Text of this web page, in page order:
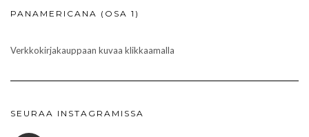
PANAMERICANA (OSA 1)
Verkkokirjakauppaan kuvaa klikkaamalla
SEURAA INSTAGRAMISSA